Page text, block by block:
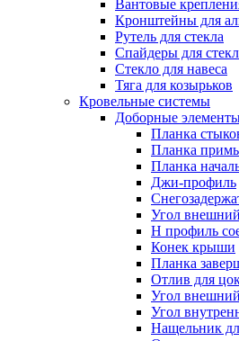
Вантовые
Кронштейны для
Рутель для стекла
Спайдеры для
Стекло для навеса
Тяга для козырьков
Кровельные системы
Доборные
Планка
Планка
Планка
Джи-профиль
Угол
Н профиль
Конек крыши
Планка
Отлив для
Угол
Угол
Нащельник